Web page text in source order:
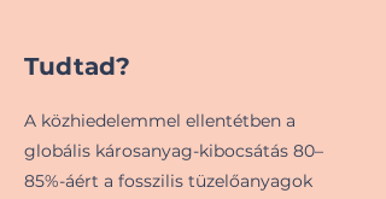
Tudtad?
A közhiedelemmel ellentétben a
globális károsanyag-kibocsátás 80–
85%-áért a fosszilis tüzelőanyagok